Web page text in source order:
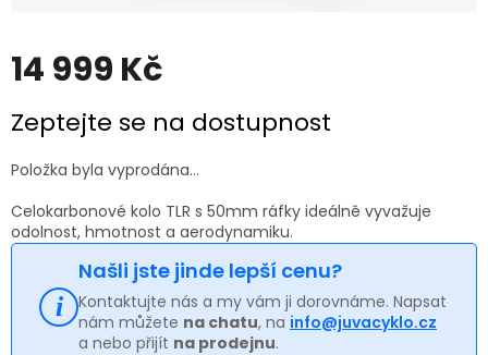
14 999 Kč
cena:
Zeptejte se na dostupnost
Položka byla vyprodána…
Celokarbonové kolo TLR s 50mm ráfky ideálně vyvažuje
odolnost, hmotnost a aerodynamiku.
Našli jste jinde lepší cenu?
Kontaktujte nás a my vám ji dorovnáme. Napsat
nám můžete na chatu, na info@juvacyklo.cz
a nebo přijít na prodejnu.